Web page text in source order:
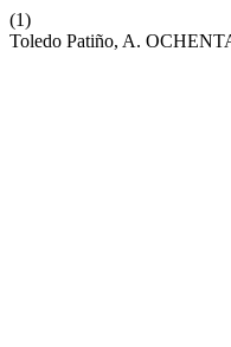
(1)
Toledo Patiño, A.